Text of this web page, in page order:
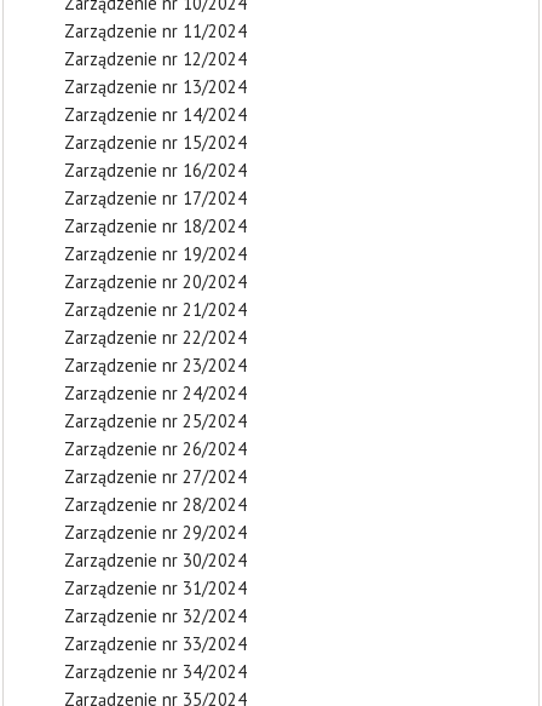
Zarządzenie nr 11/2024
Zarządzenie nr 12/2024
Zarządzenie nr 13/2024
Zarządzenie nr 14/2024
Zarządzenie nr 15/2024
Zarządzenie nr 16/2024
Zarządzenie nr 17/2024
Zarządzenie nr 18/2024
Zarządzenie nr 19/2024
Zarządzenie nr 20/2024
Zarządzenie nr 21/2024
Zarządzenie nr 22/2024
Zarządzenie nr 23/2024
Zarządzenie nr 24/2024
Zarządzenie nr 25/2024
Zarządzenie nr 26/2024
Zarządzenie nr 27/2024
Zarządzenie nr 28/2024
Zarządzenie nr 29/2024
Zarządzenie nr 30/2024
Zarządzenie nr 31/2024
Zarządzenie nr 32/2024
Zarządzenie nr 33/2024
Zarządzenie nr 34/2024
Zarządzenie nr 35/2024